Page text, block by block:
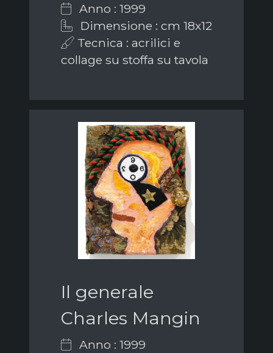
Anno : 1999
Dimensione : cm 18x12
Tecnica : acrilici e
collage su stoffa su tavola
Il generale
Charles Mangin
Anno : 1999